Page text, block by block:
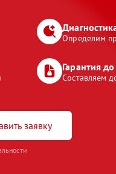
Определим
Гарантия
Составляем
заявку